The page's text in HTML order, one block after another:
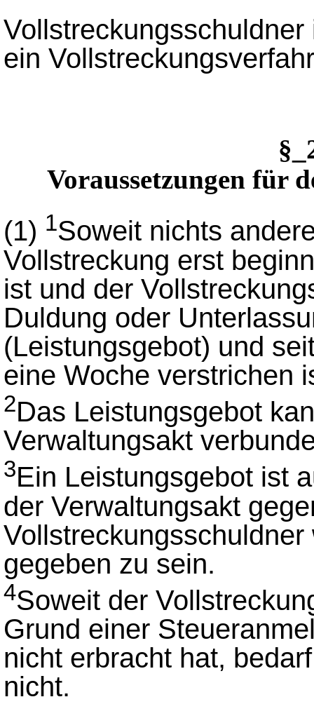
ein
Voraussetzungen für
(1) 1Soweit nichts
Vollstreckung erst
ist und der
Duldung oder
(Leistungsgebot) und
eine Woche verstrichen
2Das Leistungsgebot
Verwaltungsakt
3Ein Leistungsgebot ist
der Verwaltungsakt
gegeben zu sein.
4Soweit der
Grund einer
nicht erbracht hat,
nicht.